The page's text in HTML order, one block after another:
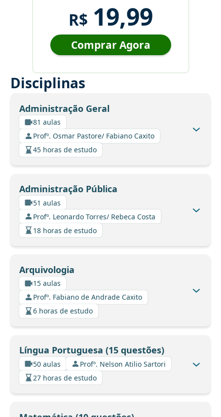
R$ 19,99
Comprar Agora
Disciplinas
Administração Geral
81 aulas
Profº. Osmar Pastore/ Fabiano Caxito
45 horas de estudo
Administração Pública
51 aulas
Profº. Leonardo Torres/ Rebeca Costa
18 horas de estudo
Arquivologia
15 aulas
Profº. Fabiano de Andrade Caxito
6 horas de estudo
Língua Portuguesa (15 questões)
50 aulas
Profº. Nelson Atilio Sartori
27 horas de estudo